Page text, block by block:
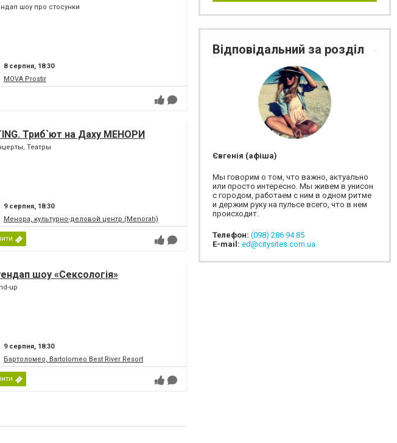
шоу про стосунки
8 серпня, 18:30
MOVA Рrostir
Триб`ют на Даху МЕНОРИ
Театры
9 серпня, 18:30
Менора, культурно-деловой центр (Menorah)
шоу «Сексологія»
up
9 серпня, 18:30
Бартоломео, Bartolomeo Best River Resort
Відповідальний за розділ
Євгенія (афіша)
Мы говорим о том, что важно, актуально
или просто интересно. Мы живем в унисон
с городом, работаем с ним в одном ритме
и держим руку на пульсе всего, что в нем
происходит.
Телефон: (098) 286 94 85
E-mail: ed@citysites.com.ua